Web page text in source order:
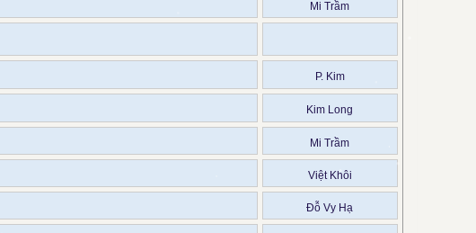
Mi Trầm
P. Kim
Kim Long
Mi Trầm
Việt Khôi
Đỗ Vy Hạ